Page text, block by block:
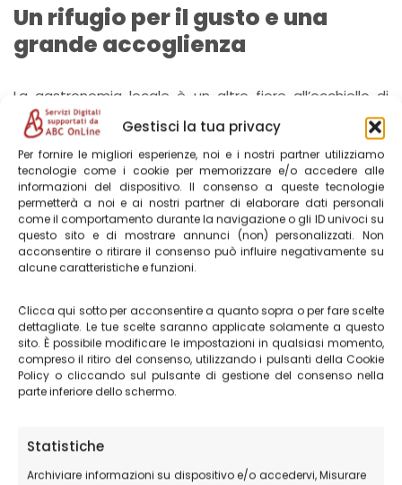
Gestisci la tua privacy
Per fornire le migliori esperienze, noi e i nostri partner utilizziamo
tecnologie come i cookie per memorizzare e/o accedere alle
informazioni del dispositivo. Il consenso a queste tecnologie
permetterà a noi e ai nostri partner di elaborare dati personali
come il comportamento durante la navigazione o gli ID univoci su
questo sito e di mostrare annunci (non) personalizzati. Non
acconsentire o ritirare il consenso può influire negativamente su
alcune caratteristiche e funzioni.
Clicca qui sotto per acconsentire a quanto sopra o per fare scelte
dettagliate. Le tue scelte saranno applicate solamente a questo
sito. È possibile modificare le impostazioni in qualsiasi momento,
compreso il ritiro del consenso, utilizzando i pulsanti della Cookie
Policy o cliccando sul pulsante di gestione del consenso nella
parte inferiore dello schermo.
Statistiche
Archiviare informazioni su dispositivo e/o accedervi, Misurare
Un rifugio per il gusto e una
grande accoglienza
La gastronomia locale è un altro fiore all’occhiello di
Castelluccio di Norcia. I sapori genuini e autentici della
tradizione umbra delizieranno il vostro palato. Potrete
gustare piatti tipici come la lenticchia di Castelluccio, la
norcineria e i formaggi stagionati.
Tutti i prodotti vanno rigorosamente accompagnati da
un buon bicchiere di vino rosso locale.
calda e sincera. Lo staff (a gestione familiare) vi
accoglierà con un sorriso e vi farà sentire come a casa
vostra. Potrete soggiornare nelle nostre camere per
essere sempre immersi nella tranquillità del Parco
un’esperienza unica.